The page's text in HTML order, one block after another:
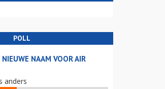
POLL
NAAM VOOR AIR
anders